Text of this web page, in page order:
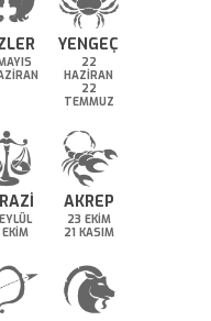
YENGEÇ
22
HAZİRAN
22
TEMMUZ
AKREP
23 EKİM
21 KASIM